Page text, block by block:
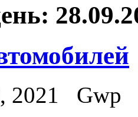
2021
Gwp